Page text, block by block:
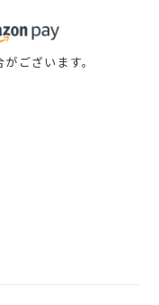
ございます。